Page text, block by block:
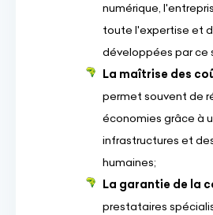
numérique,
toute l'expertise et
développées par ce
La maîtrise des
permet souvent de
économies grâce à
infrastructures et
humaines;
La garantie de la
prestataires